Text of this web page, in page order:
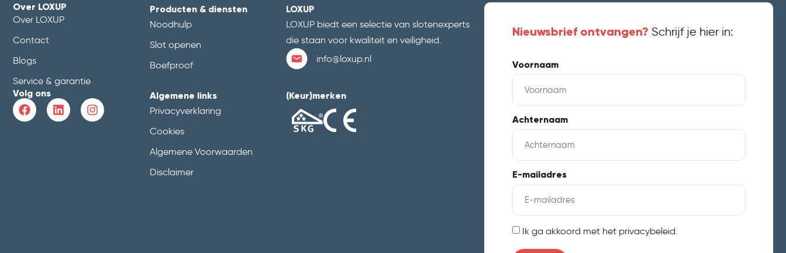
Over LOXUP
Over LOXUP
Contact
Blogs
Service & garantie
Producten & diensten
Noodhulp
Slot openen
Boefproof
LOXUP
LOXUP biedt een selectie van slotenexperts
die staan voor kwaliteit en veiligheid.
info@loxup.nl
Volg ons
Algemene links
Privacyverklaring
Cookies
Algemene Voorwaarden
Disclaimer
(Keur)merken
Nieuwsbrief ontvangen? Schrijf je hier in:
Voornaam
Achternaam
E-mailadres
Instemming
Ik ga akkoord met het privacybeleid.